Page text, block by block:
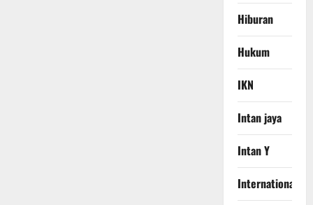
Hiburan
Hukum
IKN
Intan jaya
Intan Y
International